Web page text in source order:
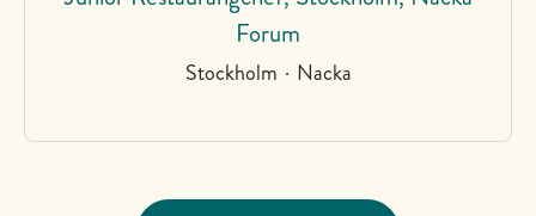
Forum
Stockholm · Nacka